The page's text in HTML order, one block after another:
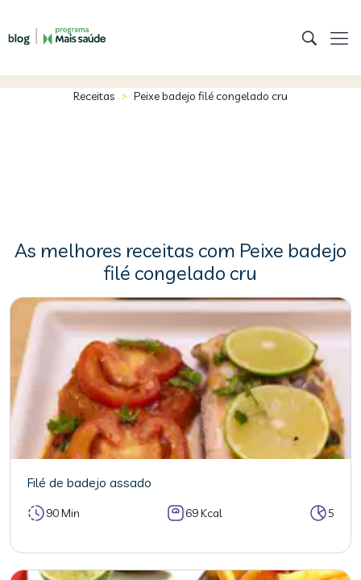
Receitas > Peixe badejo filé congelado cru
As melhores receitas com Peixe badejo
filé congelado cru
Filé de badejo assado
90 Min 69 Kcal 5